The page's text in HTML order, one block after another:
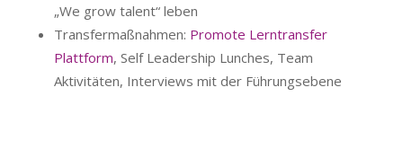
„We grow talent“ leben
Transfermaßnahmen: Promote Lerntransfer
Plattform, Self Leadership Lunches, Team
Aktivitäten, Interviews mit der Führungsebene